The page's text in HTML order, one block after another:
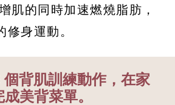
肌的同時加速燃燒脂肪，
身運動。
背肌訓練動作，在家
美背菜單。